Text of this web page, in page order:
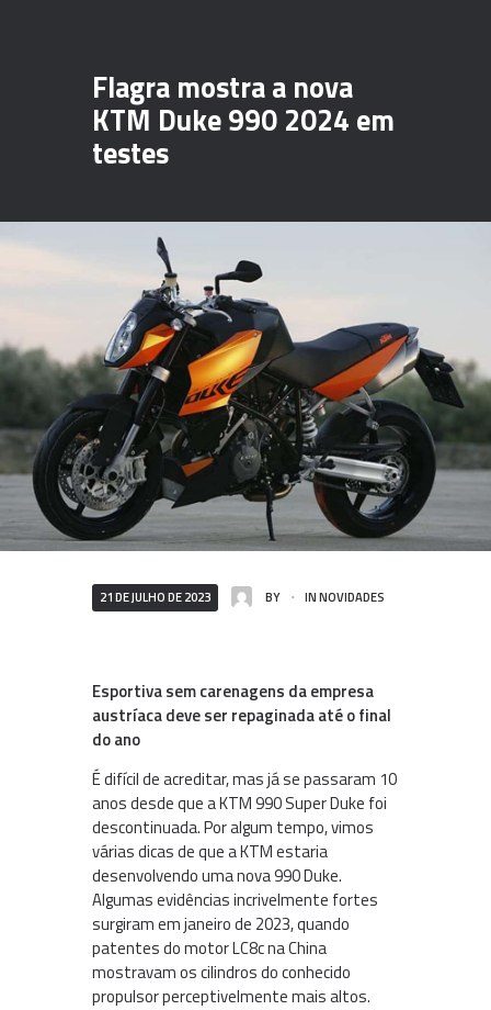
Flagra mostra a nova
KTM Duke 990 2024 em
testes
21 DE JULHO DE 2023 BY INNOVIDADES
Esportiva sem carenagens da empresa
austríaca deve ser repaginada até o final
do ano
É difícil de acreditar, mas já se passaram 10
anos desde que a KTM 990 Super Duke foi
descontinuada. Por algum tempo, vimos
várias dicas de que a KTM estaria
desenvolvendo uma nova 990 Duke.
Algumas evidências incrivelmente fortes
surgiram em janeiro de 2023, quando
patentes do motor LC8c na China
mostravam os cilindros do conhecido
propulsor perceptivelmente mais altos.